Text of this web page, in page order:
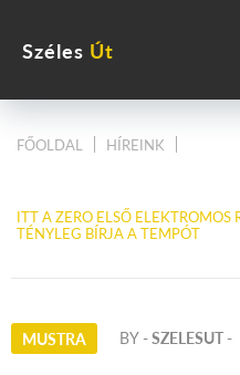
Széles Út
FŐOLDAL HÍREINK
ITT A ZERO ELSŐ
TÉNYLEG BÍRJA A TEMPÓT
MUSTRA BY- SZELESUT -